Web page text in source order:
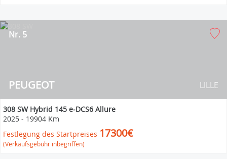
PEUGEOT
Nr. 5
LILLE
308 SW Hybrid 145 e-DCS6 Allure
2025 - 19904 Km
Festlegung des Startpreises 17300€
(Verkaufsgebühr inbegriffen)